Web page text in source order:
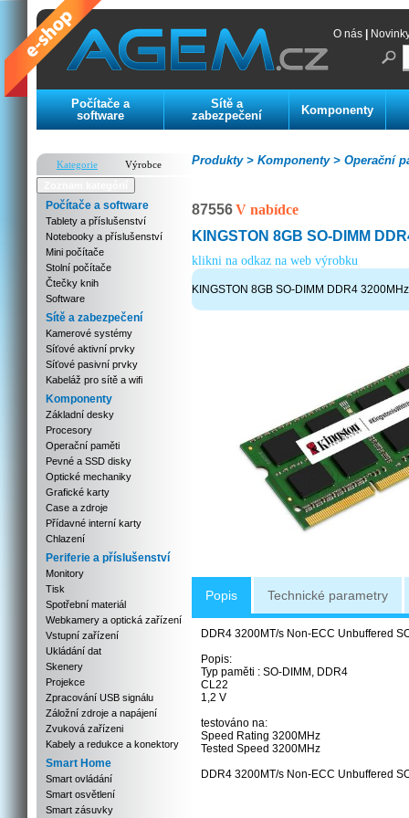
O nás
Počítače a
software
Sítě a
zabezpečení
Komponenty
Kategorie
Výrobce
Počítače a software
Tablety a příslušenství
Notebooky a příslušenství
Mini počítače
Stolní počítače
Čtečky knih
Software
Sítě a zabezpečení
Kamerové systémy
Síťové aktivní prvky
Síťové pasivní prvky
Kabeláž pro sítě a wifi
Komponenty
Základní desky
Procesory
Operační paměti
Pevné a SSD disky
Optické mechaniky
Grafické karty
Case a zdroje
Přídavné interní karty
Chlazení
Periferie a příslušenství
Monitory
Tisk
Spotřební materiál
Webkamery a optická zařízení
Vstupní zařízení
Ukládání dat
Skenery
Projekce
Zpracování USB signálu
Záložní zdroje a napájení
Zvuková zařízeni
Kabely a redukce a konektory
Smart Home
Smart ovládání
Smart osvětlení
Smart zásuvky
Operační
Komponenty >
Produkty >
87556V nabídce
KINGSTON 8GB SO-DIMM
klikni na odkaz na web výrobku
KINGSTON 8GB SO-DIMM DDR4
Popis Technické parametry
DDR4 3200MT/s Non-ECC Unbuffered
Popis:
Typ paměti : SO-DIMM, DDR4
CL22
1,2 V
testováno na:
Speed Rating 3200MHz
Tested Speed 3200MHz
DDR4 3200MT/s Non-ECC Unbuffered